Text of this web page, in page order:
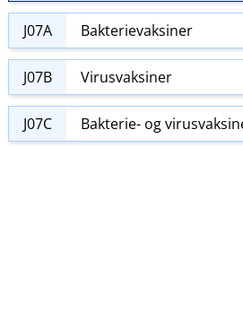
J07A Bakterievaksiner
J07B Virusvaksiner
J07C Bakterie- og